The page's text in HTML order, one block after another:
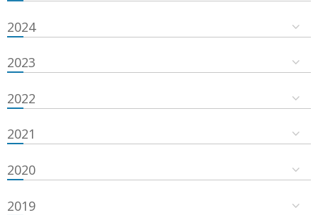
2024
2023
2022
2021
2020
2019